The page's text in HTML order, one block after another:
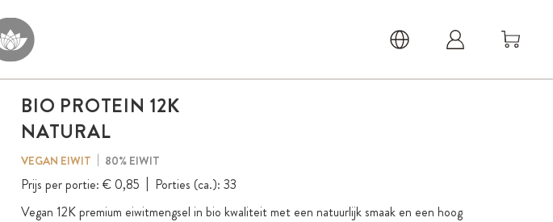
BIO PROTEIN 12K
NATURAL
VEGAN EIWIT 80% EIWIT
Prijs per portie: € 0,85 Porties (ca.): 33
Vegan 12K premium eiwitmengsel in bio kwaliteit met een natuurlijk smaak en een hoog